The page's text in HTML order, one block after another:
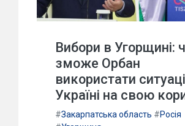
Вибори в Угорщині:
зможе Орбан
використати
Україні на свою
#Закарпатська область #Росія